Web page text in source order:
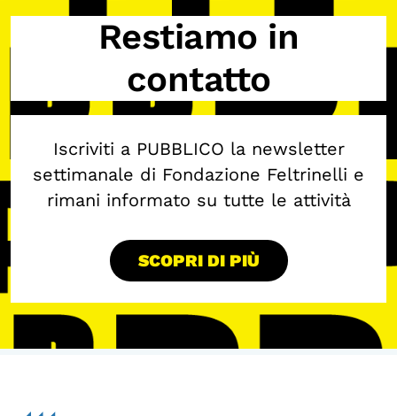
OLTRE LA SCUOLA
Attività per bambine e bambini
Programmi per le scuole
Under25
Classici del Pensiero Politico
Master e Executive Program
Restiamo in
contatto
Iscriviti a PUBBLICO la newsletter
settimanale di Fondazione Feltrinelli e
rimani informato su tutte le attività
SCOPRI DI PIÙ